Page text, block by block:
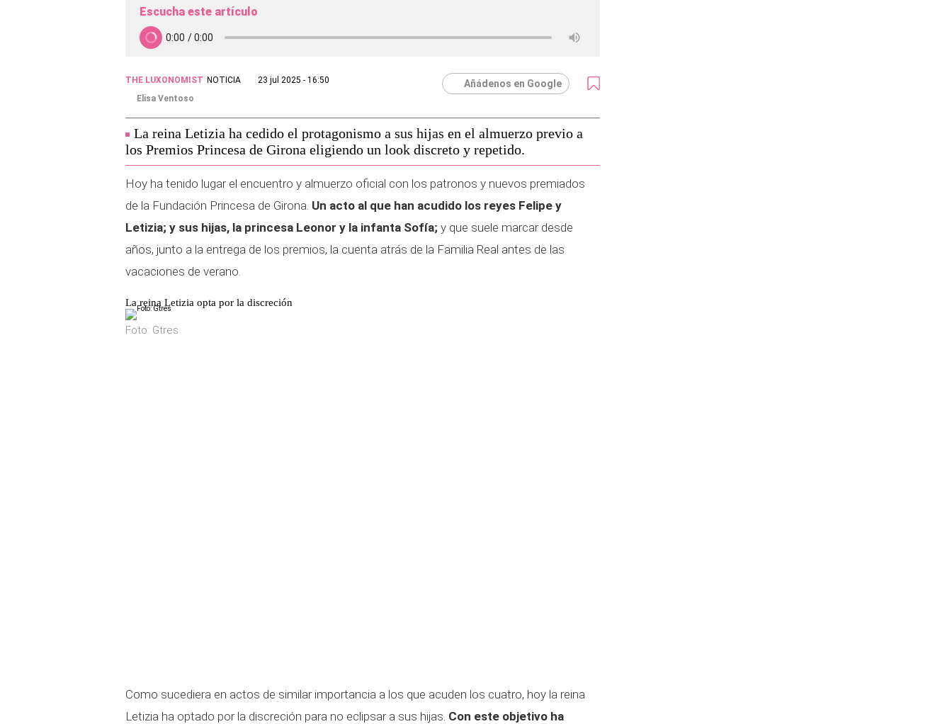
Escucha este artículo
THE LUXONOMIST NOTICIA
23 jul 2025 - 16:50
Elisa Ventoso
Añádenos en Google
La reina Letizia ha cedido el protagonismo a sus hijas en el almuerzo previo a
los Premios Princesa de Girona eligiendo un look discreto y repetido.
Hoy ha tenido lugar el encuentro y almuerzo oficial con los patronos y nuevos premiados
de la Fundación Princesa de Girona. Un acto al que han acudido los reyes Felipe y
Letizia; y sus hijas, la princesa Leonor y la infanta Sofía; y que suele marcar desde
años, junto a la entrega de los premios, la cuenta atrás de la Familia Real antes de las
vacaciones de verano.
La reina Letizia opta por la discreción
Foto: Gtres
Como sucediera en actos de similar importancia a los que acuden los cuatro, hoy la reina
Letizia ha optado por la discreción para no eclipsar a sus hijas. Con este objetivo ha